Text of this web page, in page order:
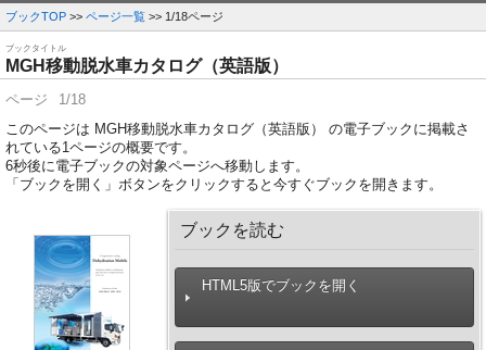
ブックTOP >> ページ一覧 >> 1/18ページ
ブックタイトル
MGH移動脱水車カタログ（英語版）
ページ
1/18
このページは MGH移動脱水車カタログ（英語版） の電子ブックに掲載さ
れている1ページの概要です。
6秒後に電子ブックの対象ページへ移動します。
「ブックを開く」ボタンをクリックすると今すぐブックを開きます。
ブックを読む
HTML5版でブックを開く